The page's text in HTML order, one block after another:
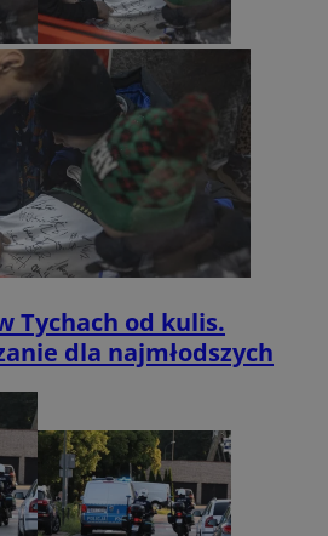
Tychach od kulis.
dla najmłodszych